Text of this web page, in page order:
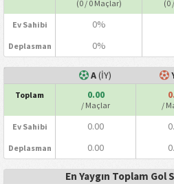
(0 / 0 Maçlar) (0
Ev Sahibi 0%
Deplasman 0%
A(İY)
Toplam 0.00
/ Maçlar /
Ev Sahibi 0.00
Deplasman 0.00
En Yaygın Toplam Gol